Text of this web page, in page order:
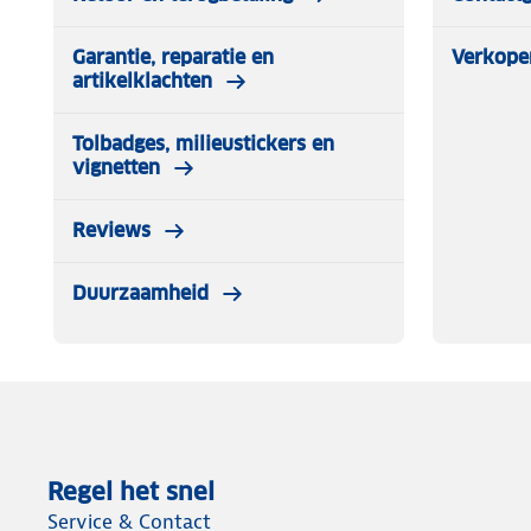
Automodel: Elroq
Gemakkelijke doe-het-zelf installatie : Ja
Materiaal : Staal
Origineel kwaliteitsdesign : Ja
Voldoet aan City Crashtest : Ja
Garantie, reparatie en
artikelklachten
Tolbadges, milieustickers en
vignetten
Reviews
Duurzaamheid
Regel het snel
Service & Contact